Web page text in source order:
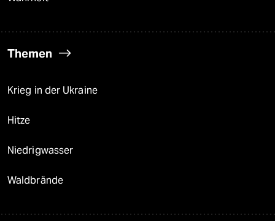
Themen
Krieg in der Ukraine
Hitze
Niedrigwasser
Waldbrände